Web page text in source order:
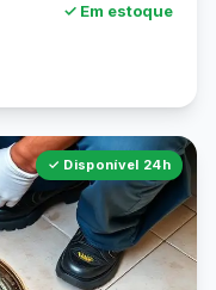
✓ Em estoque
✓ Disponível 24h